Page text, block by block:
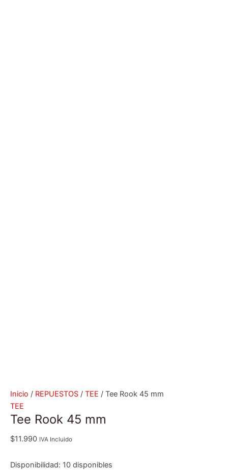
Inicio / REPUESTOS / TEE / Tee Rook 45 mm
TEE
Tee Rook 45 mm
$11.990 IVA Incluido
Disponibilidad: 10 disponibles